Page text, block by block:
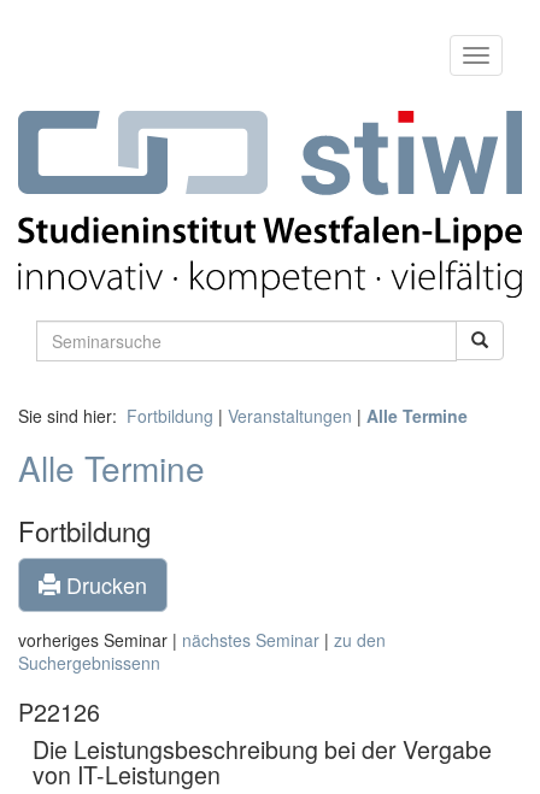
Sie sind hier: Fortbildung | Veranstaltungen | Alle Termine
Alle Termine
Fortbildung
Drucken
vorheriges Seminar | nächstes Seminar | zu den
Suchergebnissenn
P22126
Die Leistungsbeschreibung bei der Vergabe
von IT-Leistungen